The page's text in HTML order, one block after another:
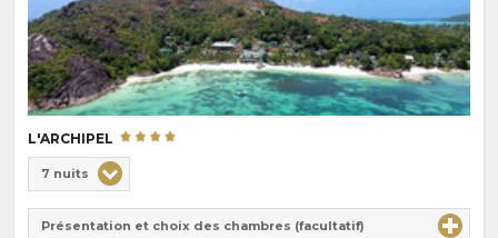
L'ARCHIPEL
de
Durée
7 nuits
Présentation et choix des chambres (facultatif)